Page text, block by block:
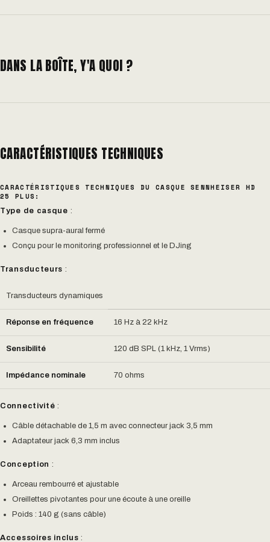
DANS LA BOÎTE, Y'A QUOI ?
CARACTÉRISTIQUES TECHNIQUES
CARACTÉRISTIQUES TECHNIQUES DU CASQUE SENNHEISER HD
25 PLUS:
Type de casque :
Casque supra-aural fermé
Conçu pour le monitoring professionnel et le DJing
Transducteurs :
Transducteurs dynamiques
Réponse en fréquence 16 Hz à 22 kHz
Sensibilité 120 dB SPL (1 kHz, 1 Vrms)
Impédance nominale 70 ohms
Connectivité :
Câble détachable de 1,5 m avec connecteur jack 3,5 mm
Adaptateur jack 6,3 mm inclus
Conception :
Arceau rembourré et ajustable
Oreillettes pivotantes pour une écoute à une oreille
Poids : 140 g (sans câble)
Accessoires inclus :